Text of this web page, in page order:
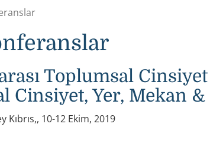
Toplumsal Cinsiyet
Cinsiyet, Yer, Mekan
Kıbrıs,, 10-12 Ekim, 2019